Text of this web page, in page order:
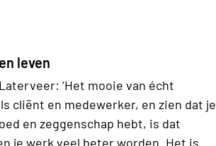
leven
‘Het mooie van écht
cliënt en medewerker, en zien dat je
en zeggenschap hebt, is dat
je werk veel beter worden. Het is